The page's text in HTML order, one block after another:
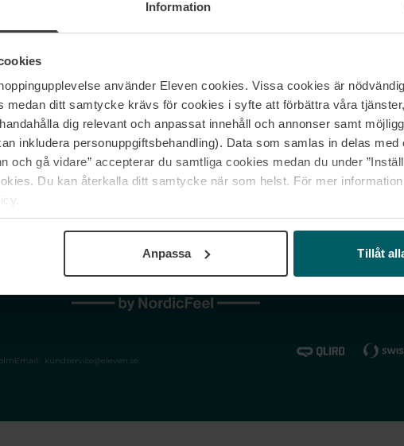
Information
använder Eleven cookies. Vissa cookies är
medan ditt samtycke krävs för cookies i syfte att förbättra våra
dig relevant och anpassat innehåll och annonser samt
inkludera personuppgiftsbehandling). Data som samlas in delas med
och gå vidare” accepterar du samtliga cookies medan du under
Du kan återkalla ditt samtycke när som helst. För mer
Anpassa Tillåt
Om oss
Jobba hos oss
Våra varumärken
Kontakta oss
Vanliga frågor & svar
Spåra min beställning
reklamationer
Email: kundservice@eleven.se